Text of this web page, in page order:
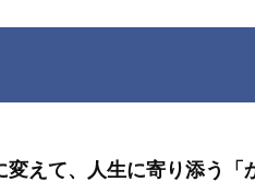
変えて、人生に寄り添う「